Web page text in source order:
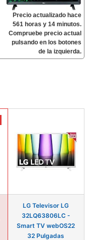
Precio actualizado hace
561 horas y 14 minutos.
Compruebe precio actual
pulsando en los botones
de la izquierda.
LG Televisor LG
32LQ63806LC -
Smart TV webOS22
32 Pulgadas